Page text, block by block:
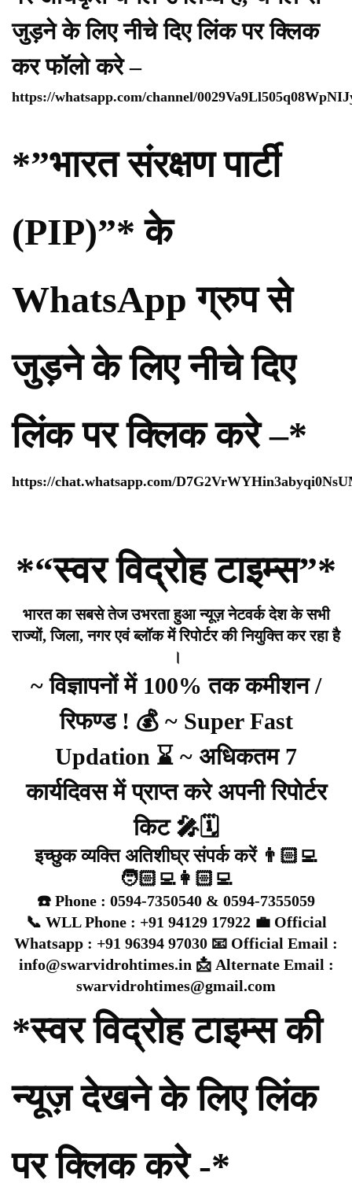
जुड़ने के लिए नीचे दिए लिंक पर क्लिक
कर फॉलो करे –
https://whatsapp.com/channel/
*”भारत संरक्षण पार्टी
(PIP)”* के
WhatsApp ग्रुप से
जुड़ने के लिए नीचे दिए
लिंक पर क्लिक करे –*
https://chat.whatsapp.com/
*“स्वर विद्रोह टाइम्स”*
भारत का सबसे तेज उभरता हुआ न्यूज़ नेटवर्क देश के सभी
राज्यों, जिला, नगर एवं ब्लॉक में रिपोर्टर की नियुक्ति कर रहा है
।
~ विज्ञापनों में 100% तक कमीशन /
रिफण्ड ! 💰 ~ Super Fast
Updation ⌛ ~ अधिकतम 7
कार्यदिवस में प्राप्त करे अपनी रिपोर्टर
किट 🎤🗓️
इच्छुक व्यक्ति अतिशीघ्र संपर्क करें 👨🏻‍💻
🧑🏻‍💻👩🏻‍💻
☎️ Phone : 0594-7350540 & 0594-7355059
📞 WLL Phone : +91 94129 17922 💼 Official
Whatsapp : +91 96394 97030 📧 Official Email :
info@swarvidrohtimes.in 📩 Alternate Email :
swarvidrohtimes@gmail.com
*स्वर विद्रोह टाइम्स की
न्यूज़ देखने के लिए लिंक
पर क्लिक करे -*